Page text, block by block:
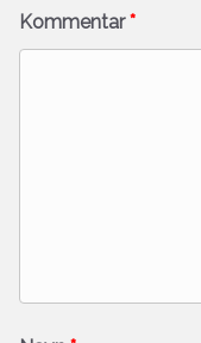
Kommentar*